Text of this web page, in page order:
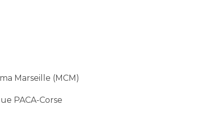
Marseille (MCM)
PACA-Corse